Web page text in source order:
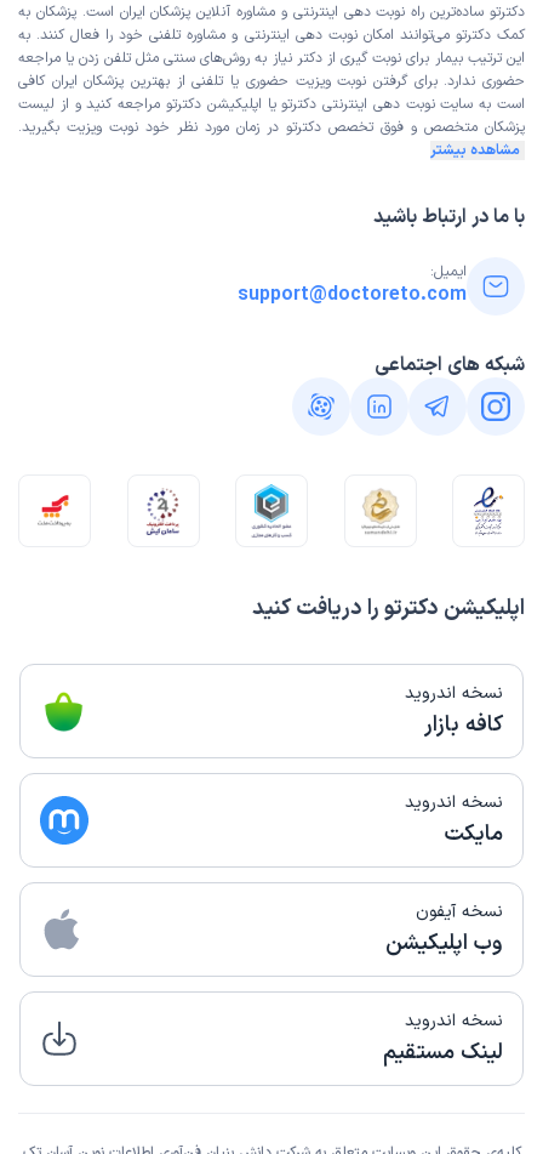
اپلیکیشن دکترتو را دریافت کنید
نسخه اندروید
کافه بازار
نسخه اندروید
مایکت
نسخه آیفون
وب اپلیکیشن
نسخه اندروید
لینک مستقیم
دکترتو ساده‌ترین راه نوبت‌ دهی اینترنتی و مشاوره آنلاین پزشکان ایران است. پزشکان به
کمک دکترتو می‌توانند امکان نوبت دهی اینترنتی و مشاوره تلفنی خود را فعال کنند. به
این ترتیب بیمار برای نوبت گیری از دکتر نیاز به روش‌های سنتی مثل تلفن زدن یا مراجعه
حضوری ندارد. برای گرفتن نوبت ویزیت حضوری یا تلفنی از بهترین پزشکان ایران کافی
است به سایت نوبت دهی اینترنتی دکترتو یا اپلیکیشن دکترتو مراجعه کنید و از لیست
پزشکان متخصص و فوق تخصص دکترتو در زمان مورد نظر خود نوبت ویزیت بگیرید.
مشاهده بیشتر
با ما در ارتباط باشید
ایمیل:
support@doctoreto.com
شبکه های اجتماعی